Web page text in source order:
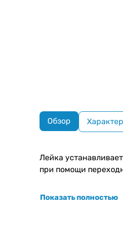
Обзор
Лейка
при помощи
Показать полностью